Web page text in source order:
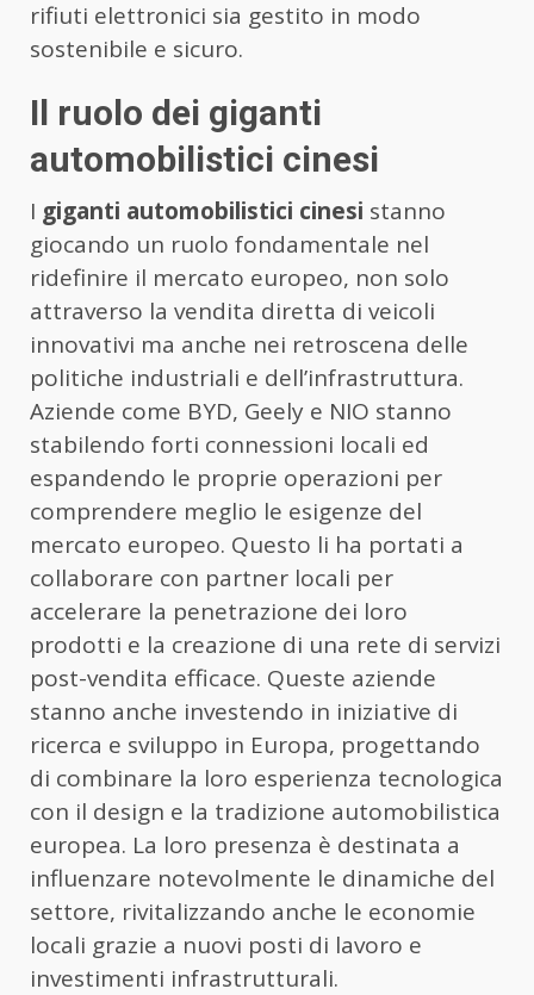
rifiuti elettronici sia gestito in modo
sostenibile e sicuro.
Il ruolo dei giganti
automobilistici cinesi
I giganti automobilistici cinesi stanno
giocando un ruolo fondamentale nel
ridefinire il mercato europeo, non solo
attraverso la vendita diretta di veicoli
innovativi ma anche nei retroscena delle
politiche industriali e dell’infrastruttura.
Aziende come BYD, Geely e NIO stanno
stabilendo forti connessioni locali ed
espandendo le proprie operazioni per
comprendere meglio le esigenze del
mercato europeo. Questo li ha portati a
collaborare con partner locali per
accelerare la penetrazione dei loro
prodotti e la creazione di una rete di servizi
post-vendita efficace. Queste aziende
stanno anche investendo in iniziative di
ricerca e sviluppo in Europa, progettando
di combinare la loro esperienza tecnologica
con il design e la tradizione automobilistica
europea. La loro presenza è destinata a
influenzare notevolmente le dinamiche del
settore, rivitalizzando anche le economie
locali grazie a nuovi posti di lavoro e
investimenti infrastrutturali.